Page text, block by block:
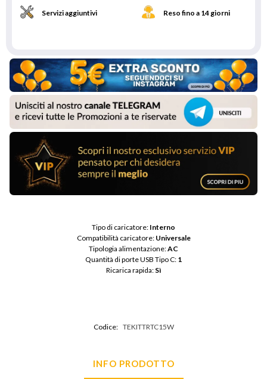
Servizi aggiuntivi Reso fino a 14 giorni
Tipo di caricatore: Interno
Compatibilità caricatore: Universale
Tipologia alimentazione: AC
Quantità di porte USB Tipo C: 1
Ricarica rapida: Sì
Codice: TEKITTRTC15W
INFO PRODOTTO